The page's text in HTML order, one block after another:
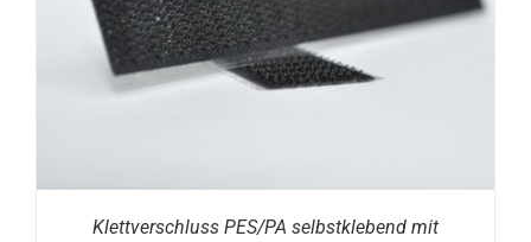
Klettverschluss PES/PA selbstklebend mit